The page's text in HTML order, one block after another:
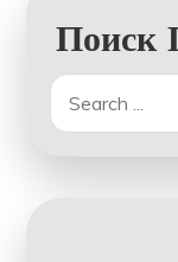
Поиск
Search
for: